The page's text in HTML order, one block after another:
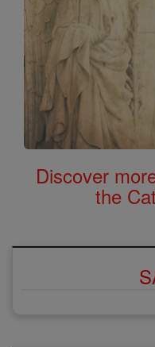
Discover
the